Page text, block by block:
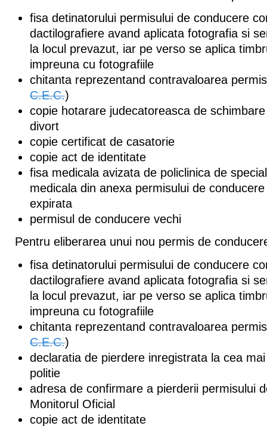
fisa detinatorului permisului de conducere
dactilografiere avand aplicata fotografia si
la locul prevazut, iar pe verso se aplica
impreuna cu fotografiile
chitanta reprezentand contravaloarea
C.E.C.)
copie hotarare judecatoreasca de
divort
copie certificat de casatorie
copie act de identitate
fisa medicala avizata de policlinica de
medicala din anexa permisului de
expirata
permisul de conducere vechi
Pentru eliberarea unui nou permis de
fisa detinatorului permisului de conducere
dactilografiere avand aplicata fotografia si
la locul prevazut, iar pe verso se aplica
impreuna cu fotografiile
chitanta reprezentand contravaloarea
C.E.C.)
declaratia de pierdere inregistrata la cea
politie
adresa de confirmare a pierderii permisului
Monitorul Oficial
copie act de identitate